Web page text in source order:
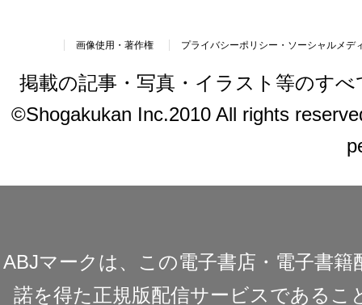
画像使用・著作権 プライバシーポリシー・ソーシャルメデ
掲載の記事・写真・イラスト等のす
©Shogakukan Inc.2010 All rights
ABJマークは、この電子書店・電子書
諾を得た正規版配信サービスであるこ